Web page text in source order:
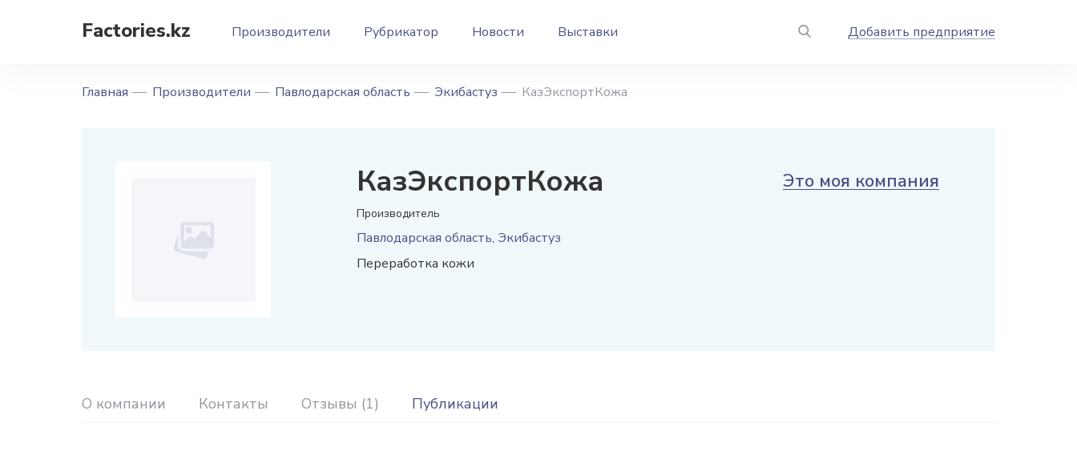
Factories.kz Производители Рубрикатор Новости Выставки Добавить предприятие
Главная Производители Павлодарская область Экибастуз КазЭкспортКожа
КазЭкспортКожа
Производитель
Павлодарская область, Экибастуз
Переработка кожи
Это моя компания
О компании Контакты Отзывы (1) Публикации